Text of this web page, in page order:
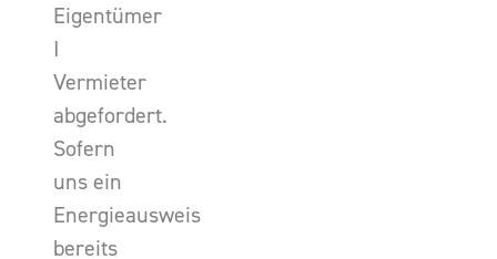
Eigentümer
I
Vermieter
abgefordert.
Sofern
uns ein
Energieausweis
bereits